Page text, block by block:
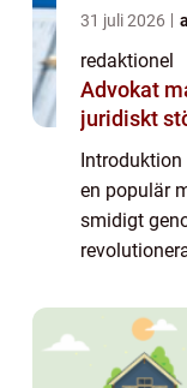
31 juli 2026
redaktionel
Advokat malmö så
juridiskt
en populär
smidigt
grundlig
Denn...